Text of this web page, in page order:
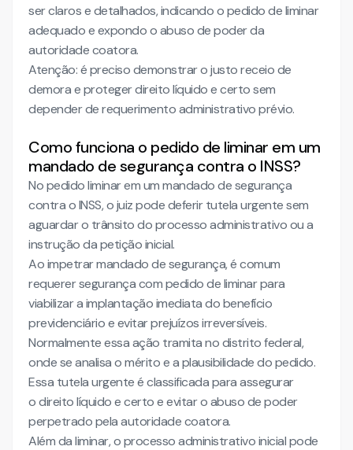
ser claros e detalhados, indicando o pedido de liminar
adequado e expondo o abuso de poder da
autoridade coatora.
Atenção: é preciso demonstrar o justo receio de
demora e proteger direito líquido e certo sem
depender de requerimento administrativo prévio.
Como funciona o pedido de liminar em um
mandado de segurança contra o INSS?
No pedido liminar em um mandado de segurança
contra o INSS, o juiz pode deferir tutela urgente sem
aguardar o trânsito do processo administrativo ou a
instrução da petição inicial.
Ao impetrar mandado de segurança, é comum
requerer segurança com pedido de liminar para
viabilizar a implantação imediata do benefício
previdenciário e evitar prejuízos irreversíveis.
Normalmente essa ação tramita no distrito federal,
onde se analisa o mérito e a plausibilidade do pedido.
Essa tutela urgente é classificada para assegurar
o direito líquido e certo e evitar o abuso de poder
perpetrado pela autoridade coatora.
Além da liminar, o processo administrativo inicial pode